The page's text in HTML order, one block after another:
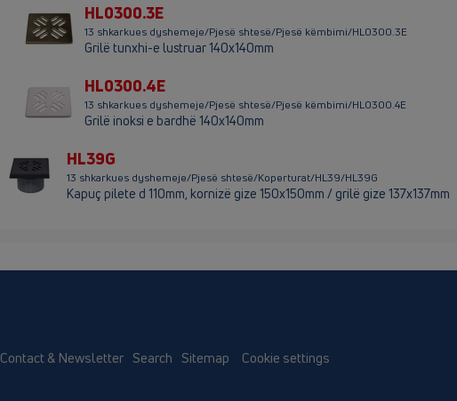
HL0300.3E
13 shkarkues dyshemeje/Pjesë shtesë/Pjesë këmbimi/HL0300.3E
Grilë tunxhi-e lustruar 140x140mm
HL0300.4E
13 shkarkues dyshemeje/Pjesë shtesë/Pjesë këmbimi/HL0300.4E
Grilë inoksi e bardhë 140x140mm
HL39G
13 shkarkues dyshemeje/Pjesë shtesë/Koperturat/HL39/HL39G
Kapuç pilete d 110mm, kornizë gize 150x150mm / grilë gize 137x137mm
Contact & Newsletter Search Sitemap Cookie settings